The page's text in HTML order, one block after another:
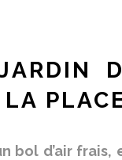
LA
bol d’air